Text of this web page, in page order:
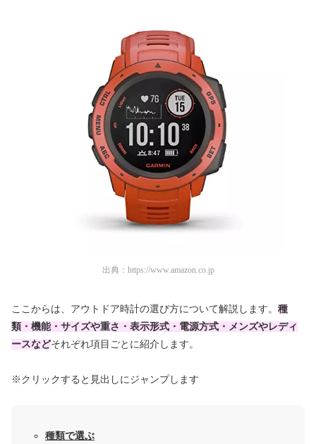
出典： https://www.amazon.co.jp
ここからは、アウトドア時計の選び方について解説します。 種
類・機能・サイズや重さ・表示形式・電源方式・メンズやレディ
ースなどそれぞれ項目ごとに紹介します。
※クリックすると見出しにジャンプします
種類で選ぶ